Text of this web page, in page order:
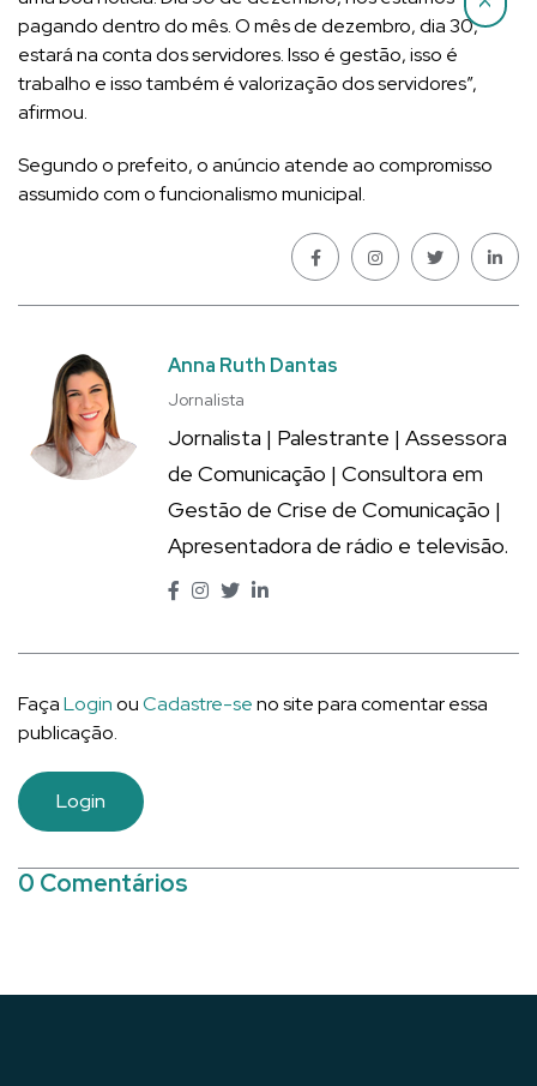
pagando dentro do mês. O mês de dezembro, dia 30,
estará na conta dos servidores. Isso é gestão, isso é
trabalho e isso também é valorização dos servidores”,
afirmou.
Segundo o prefeito, o anúncio atende ao compromisso
assumido com o funcionalismo municipal.
Anna Ruth Dantas
Jornalista
Jornalista | Palestrante | Assessora
de Comunicação | Consultora em
Gestão de Crise de Comunicação |
Apresentadora de rádio e televisão.
FaçaLoginouCadastre-seno site para comentar essa
publicação.
Login
0 Comentários